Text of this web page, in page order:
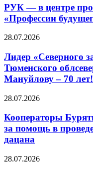
РУК — в центре
«Профессии
28.07.2026
Лидер «Северного
Тюменского
Мануйлову – 70 лет!
28.07.2026
Кооператоры
за помощь в
дацана
28.07.2026